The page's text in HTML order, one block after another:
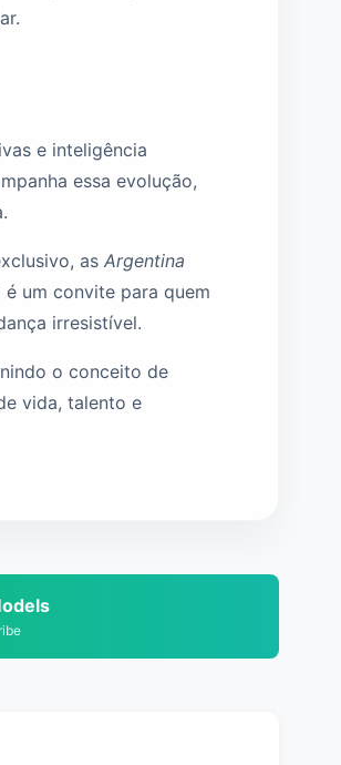
e inteligência
essa evolução,
as Argentina
um convite para quem
irresistível.
o conceito de
vida, talento e